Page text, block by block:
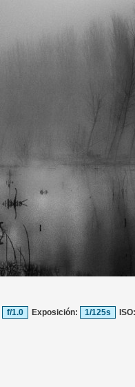
f/1.0 Exposición: 1/125s ISO: